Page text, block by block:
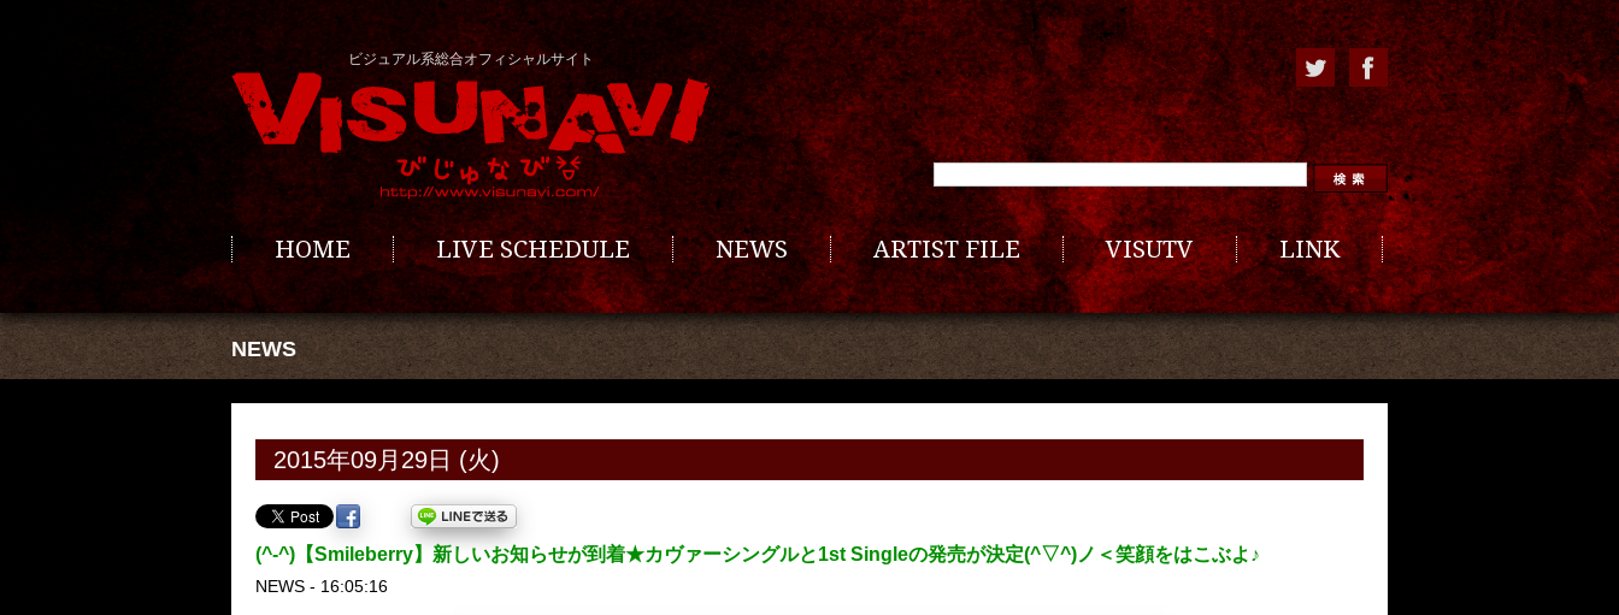
ビジュアル系総合オフィシャルサイト
HOME LIVE SCHEDULE NEWS ARTIST FILE VISUTV LINK
NEWS
2015年09月29日 (火)
(^-^)【Smileberry】新しいお知らせが到着★カヴァーシングルと1st Singleの発売が決定(^▽^)ノ＜笑顔をはこぶよ♪
NEWS - 16:05:16